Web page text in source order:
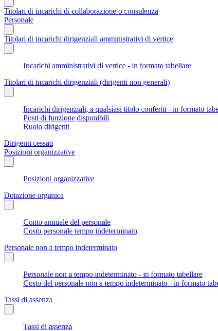
Titolari di incarichi di collaborazione o consulenza
Personale
Titolari di incarichi dirigenziali amministrativi di vertice
Incarichi amministrativi di vertice - in formato tabellare
Titolari di incarichi dirigenziali (dirigenti non generali)
Incarichi dirigenziali, a qualsiasi titolo conferiti - in formato
Posti di funzione disponibili
Ruolo dirigenti
Dirigenti cessati
Posizioni organizzative
Posizioni organizzative
Dotazione organica
Conto annuale del personale
Costo personale tempo indeterminato
Personale non a tempo indeterminato
Personale non a tempo indeterminato - in formato tabellare
Costo del personale non a tempo indeterminato - in formato
Tassi di assenza
Tassi di assenza